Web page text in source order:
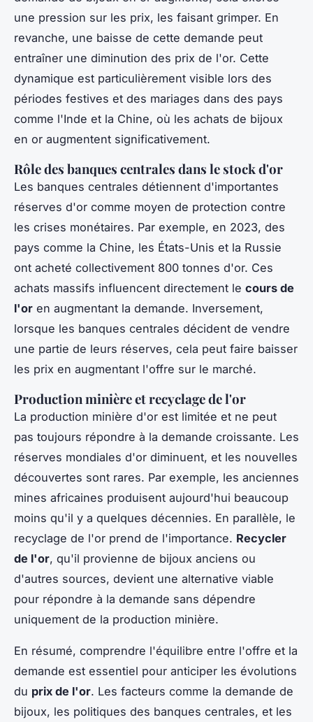
une pression sur les prix, les faisant grimper. En
revanche, une baisse de cette demande peut
entraîner une diminution des prix de l'or. Cette
dynamique est particulièrement visible lors des
périodes festives et des mariages dans des pays
comme l'Inde et la Chine, où les achats de bijoux
en or augmentent significativement.
Rôle des banques centrales dans le stock d'or
Les banques centrales détiennent d'importantes
réserves d'or comme moyen de protection contre
les crises monétaires. Par exemple, en 2023, des
pays comme la Chine, les États-Unis et la Russie
ont acheté collectivement 800 tonnes d'or. Ces
achats massifs influencent directement le cours de
l'or en augmentant la demande. Inversement,
lorsque les banques centrales décident de vendre
une partie de leurs réserves, cela peut faire baisser
les prix en augmentant l'offre sur le marché.
Production minière et recyclage de l'or
La production minière d'or est limitée et ne peut
pas toujours répondre à la demande croissante. Les
réserves mondiales d'or diminuent, et les nouvelles
découvertes sont rares. Par exemple, les anciennes
mines africaines produisent aujourd'hui beaucoup
moins qu'il y a quelques décennies. En parallèle, le
recyclage de l'or prend de l'importance. Recycler
de l'or, qu'il provienne de bijoux anciens ou
d'autres sources, devient une alternative viable
pour répondre à la demande sans dépendre
uniquement de la production minière.
En résumé, comprendre l'équilibre entre l'offre et la
demande est essentiel pour anticiper les évolutions
du prix de l'or. Les facteurs comme la demande de
bijoux, les politiques des banques centrales, et les